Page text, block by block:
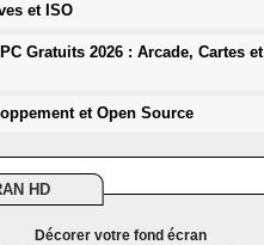
et ISO
Gratuits 2026 : Arcade, Cartes et
et Open Source
HD
Décorer votre fond écran